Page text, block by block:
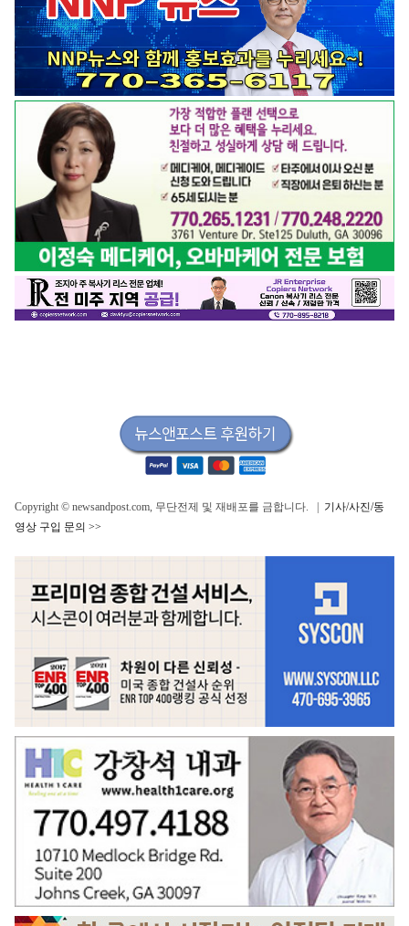
Copyright © newsandpost.com, 무단전제 및 재배포를 금합니다. | 기사/사진/동
영상 구입 문의 >>